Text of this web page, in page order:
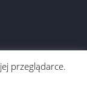
przeglądarce.